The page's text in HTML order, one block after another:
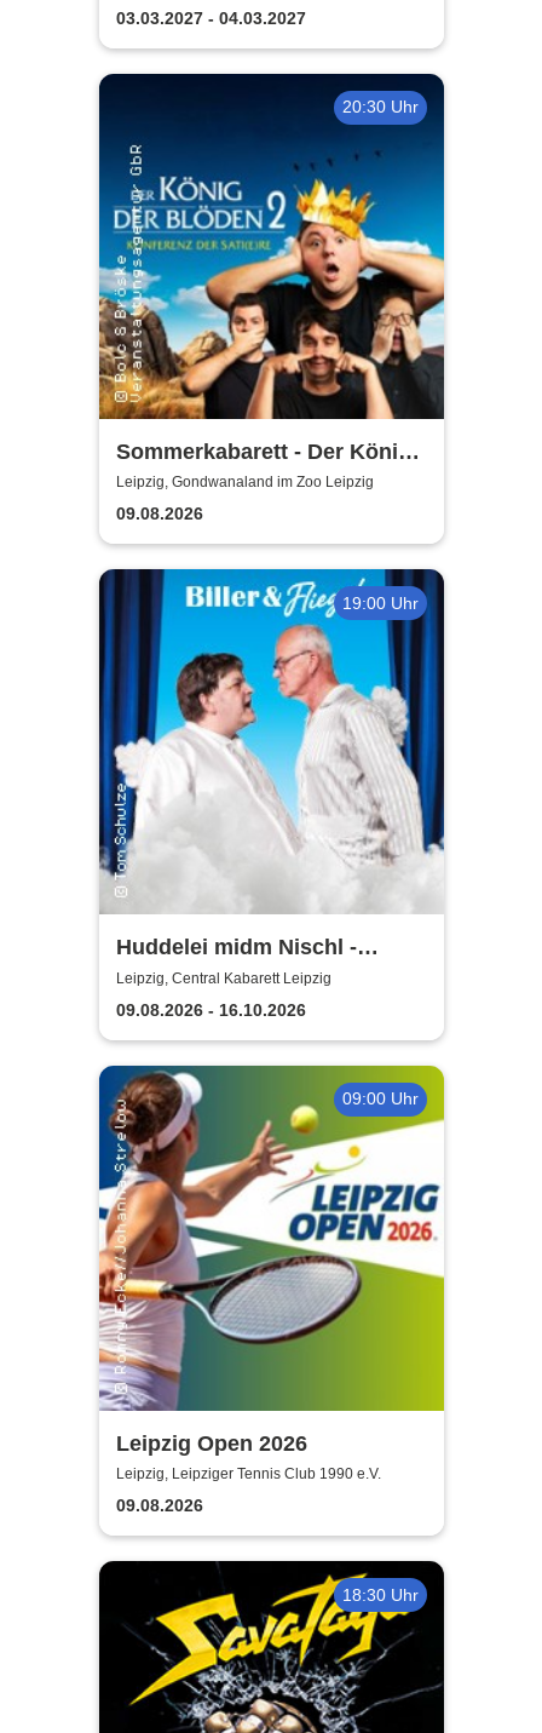
| Florian Poldrack
Zauberkunst
03.03.2027 - 04.03.2027
20:30 Uhr
Sommerkabarett - Der König
der Blöden 2 | Central
Kabarett Leipzig
Leipzig, Gondwanaland im Zoo Leipzig
09.08.2026
19:00 Uhr
Huddelei midm Nischl -
Central Kabarett Leipzig
Leipzig, Central Kabarett Leipzig
09.08.2026 - 16.10.2026
09:00 Uhr
Leipzig Open 2026
Leipzig, Leipziger Tennis Club 1990 e.V.
09.08.2026
18:30 Uhr